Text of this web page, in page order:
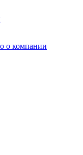
о компании